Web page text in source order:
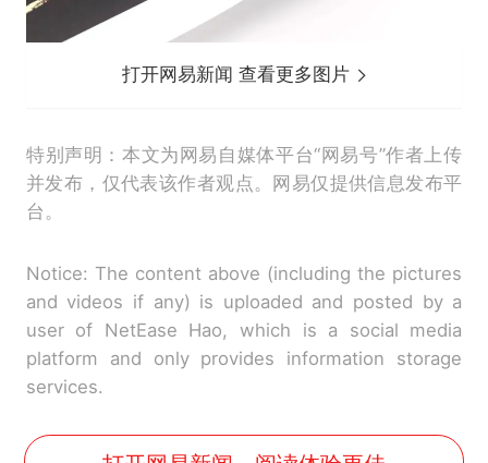
打开网易新闻 查看更多图片
特别声明：本文为网易自媒体平台“网易号”作者上传
并发布，仅代表该作者观点。网易仅提供信息发布平
台。
Notice: The content above (including the pictures
and videos if any) is uploaded and posted by a
user of NetEase Hao, which is a social media
platform and only provides information storage
services.